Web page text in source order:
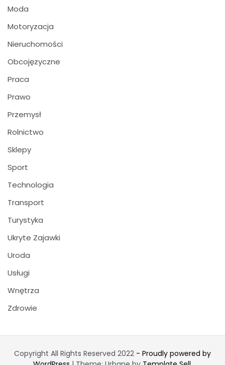
Moda
Motoryzacja
Nieruchomości
Obcojęzyczne
Praca
Prawo
Przemysł
Rolnictwo
Sklepy
Sport
Technologia
Transport
Turystyka
Ukryte Zajawki
Uroda
Usługi
Wnętrza
Zdrowie
Copyright All Rights Reserved 2022 - Proudly powered by